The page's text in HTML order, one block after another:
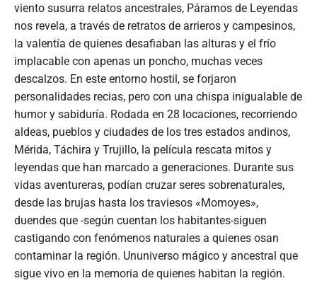
viento susurra relatos ancestrales, Páramos de Leyendas
nos revela, a través de retratos de arrieros y campesinos,
la valentía de quienes desafiaban las alturas y el frío
implacable con apenas un poncho, muchas veces
descalzos. En este entorno hostil, se forjaron
personalidades recias, pero con una chispa inigualable de
humor y sabiduría. Rodada en 28 locaciones, recorriendo
aldeas, pueblos y ciudades de los tres estados andinos,
Mérida, Táchira y Trujillo, la película rescata mitos y
leyendas que han marcado a generaciones. Durante sus
vidas aventureras, podían cruzar seres sobrenaturales,
desde las brujas hasta los traviesos «Momoyes»,
duendes que -según cuentan los habitantes-siguen
castigando con fenómenos naturales a quienes osan
contaminar la región. Ununiverso mágico y ancestral que
sigue vivo en la memoria de quienes habitan la región.